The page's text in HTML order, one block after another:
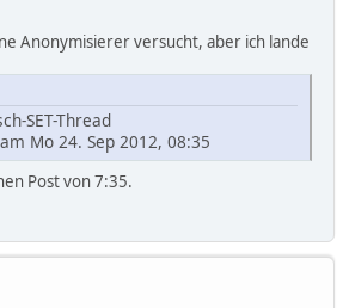
Anonymisierer versucht, aber ich lande
SET-Thread
Mo 24. Sep 2012, 08:35
Post von 7:35.